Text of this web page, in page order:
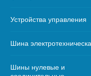
Устройства управления
Шина
Шины нулевые и